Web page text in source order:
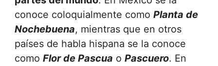
conoce coloquialmente como Planta de
Nochebuena, mientras que en otros
países de habla hispana se la conoce
como Flor de Pascua o Pascuero. En